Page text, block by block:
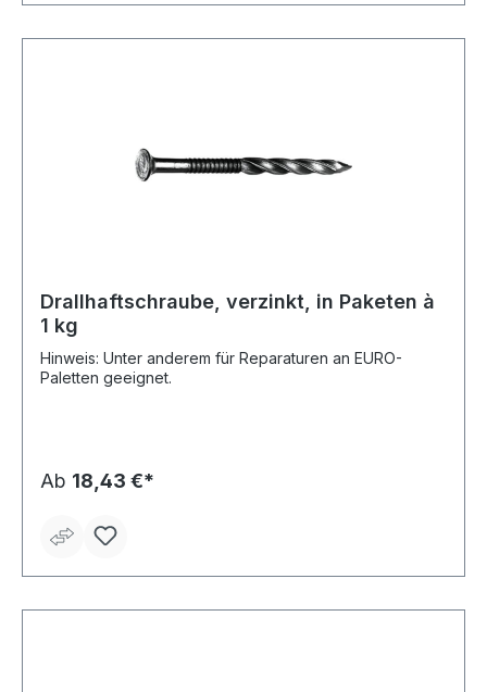
Drallhaftschraube, verzinkt, in Paketen à
1 kg
Hinweis: Unter anderem für Reparaturen an EURO-
Paletten geeignet.
Ab 18,43 €*